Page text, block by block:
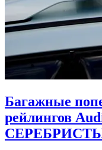
Багажные
рейлингов